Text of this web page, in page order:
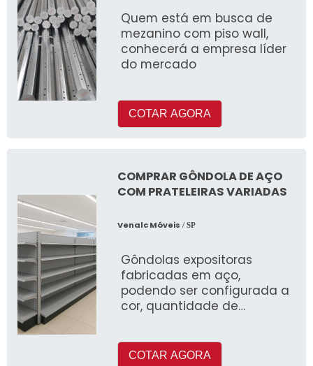
Quem está em busca de
mezanino com piso wall,
conhecerá a empresa líder
do mercado
COTAR AGORA
COMPRAR GÔNDOLA DE AÇO
COM PRATELEIRAS VARIADAS
Venalc Móveis / SP
Gôndolas expositoras
fabricadas em aço,
podendo ser configurada a
cor, quantidade de
e otimizar o ambiente de
COTAR AGORA